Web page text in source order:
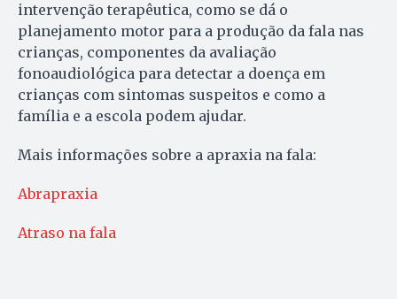
intervenção terapêutica, como se dá o
planejamento motor para a produção da fala nas
crianças, componentes da avaliação
fonoaudiológica para detectar a doença em
crianças com sintomas suspeitos e como a
família e a escola podem ajudar.
Mais informações sobre a apraxia na fala:
Abrapraxia
Atraso na fala